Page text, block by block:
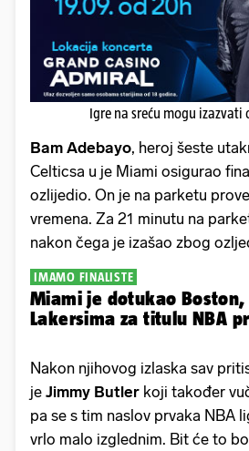
Igre na sreću mogu izazvati
Bam Adebayo, heroj šeste
Celticsa u je Miami osigurao
ozlijedio. On je na parketu
vremena. Za 21 minutu na
nakon čega je izašao zbog
IMAMO FINALISTE
Miami je dotukao Boston,
Lakersima za titulu NBA
Nakon njihovog izlaska sav
je Jimmy Butler koji također
pa se s tim naslov prvaka NBA
vrlo malo izglednim. Bit će to